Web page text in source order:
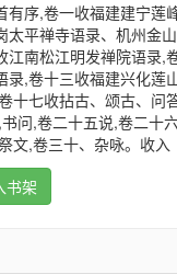
序,卷一收福建建宁莲
平禅寺语录、机州金
南松江明发禅院语录,
,卷十三收福建兴化
十七收拈古、颂古、
问,卷二十五说,卷二十
,卷三十、杂咏。收入
书架